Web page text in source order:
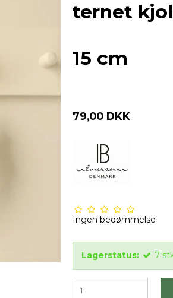
ternet
15 cm
79,00 DKK
Ingen bedømmelse
Lagerstatus: 7